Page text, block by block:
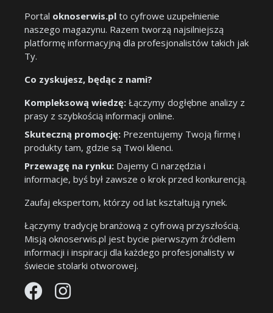
Portal oknoserwis.pl to cyfrowe uzupełnienie
naszego magazynu. Razem tworzą najsilniejszą
platformę informacyjną dla profesjonalistów takich jak
Ty.
Co zyskujesz, będąc z nami?
Kompleksową wiedzę: Łączymy dogłębne analizy z
prasy z szybkością informacji online.
Skuteczną promocję: Prezentujemy Twoją firmę i
produkty tam, gdzie są Twoi klienci.
Przewagę na rynku: Dajemy Ci narzędzia i
informacje, byś był zawsze o krok przed konkurencją.
Zaufaj ekspertom, którzy od lat kształtują rynek.
Łączymy tradycję branżową z cyfrową przyszłością.
Misją oknoserwis.pl jest bycie pierwszym źródłem
informacji i inspiracji dla każdego profesjonalisty w
świecie stolarki otworowej.